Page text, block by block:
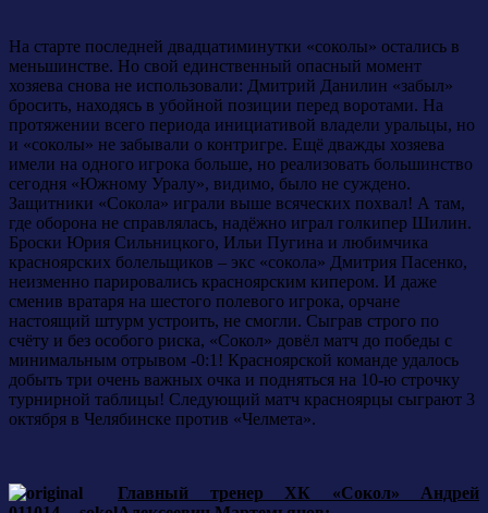
На старте последней двадцатиминутки «соколы» остались в
меньшинстве. Но свой единственный опасный момент
хозяева снова не использовали: Дмитрий Данилин «забыл»
бросить, находясь в убойной позиции перед воротами. На
протяжении всего периода инициативой владели уральцы, но
и «соколы» не забывали о контригре. Ещё дважды хозяева
имели на одного игрока больше, но реализовать большинство
сегодня «Южному Уралу», видимо, было не суждено.
Защитники «Сокола» играли выше всяческих похвал! А там,
где оборона не справлялась, надёжно играл голкипер Шилин.
Броски Юрия Сильницкого, Ильи Пугина и любимчика
красноярских болельщиков – экс «сокола» Дмитрия Пасенко,
неизменно парировались красноярским кипером. И даже
сменив вратаря на шестого полевого игрока, орчане
настоящий штурм устроить, не смогли. Сыграв строго по
счёту и без особого риска, «Сокол» довёл матч до победы с
минимальным отрывом -0:1! Красноярской команде удалось
добыть три очень важных очка и подняться на 10-ю строчку
турнирной таблицы! Следующий матч красноярцы сыграют 3
октября в Челябинске против «Челмета».
Главный тренер ХК «Сокол» Андрей